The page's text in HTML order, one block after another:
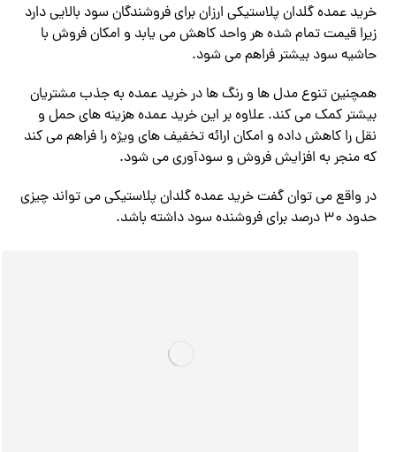
خرید عمده گلدان پلاستیکی ارزان برای فروشندگان سود بالایی دارد
زیرا قیمت تمام شده هر واحد کاهش می یابد و امکان فروش با
حاشیه سود بیشتر فراهم می شود.
همچنین تنوع مدل ها و رنگ ها در خرید عمده به جذب مشتریان
بیشتر کمک می کند. علاوه بر این خرید عمده هزینه های حمل و
نقل را کاهش داده و امکان ارائه تخفیف های ویژه را فراهم می کند
که منجر به افزایش فروش و سودآوری می شود.
در واقع می توان گفت خرید عمده گلدان پلاستیکی می تواند چیزی
حدود 30 درصد برای فروشنده سود داشته باشد.